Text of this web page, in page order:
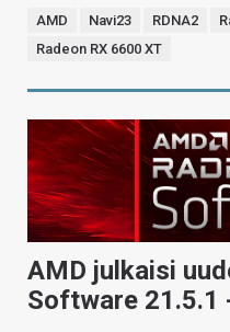
AMD Navi23 RDNA2
Radeon RX 6600 XT
AMD julkaisi
Software 21.5.1